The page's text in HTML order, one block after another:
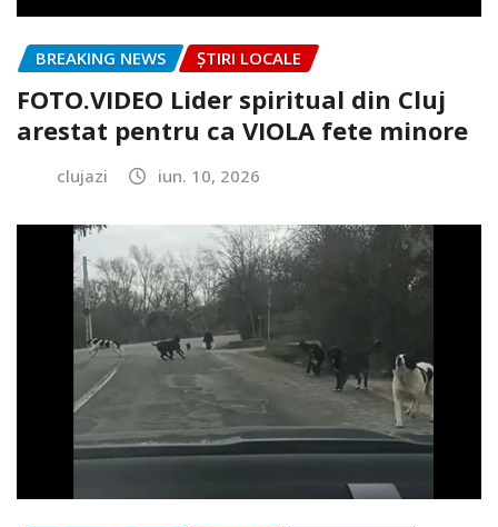
BREAKING NEWS ȘTIRI LOCALE
FOTO.VIDEO Lider spiritual din Cluj
arestat pentru ca VIOLA fete minore
clujazi iun. 10, 2026